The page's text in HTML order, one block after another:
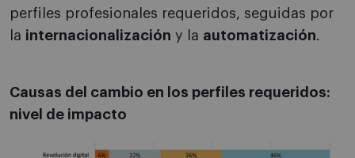
perfiles profesionales requeridos, seguidas por
la internacionalización y la automatización.
Causas del cambio en los perfiles requeridos:
nivel de impacto